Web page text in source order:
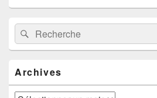
Zone
principale
de
widget
barre
Recherche :Rechercher
Archives